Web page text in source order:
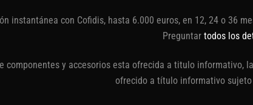
instantánea con Cofidis, hasta 6.000 euros, en 12, 24 o 36
Preguntar todos los
componentes y accesorios esta ofrecida a titulo informativo,
ofrecido a título informativo